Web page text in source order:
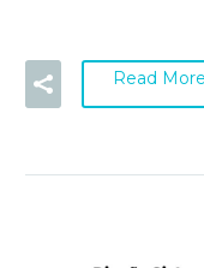
Read More